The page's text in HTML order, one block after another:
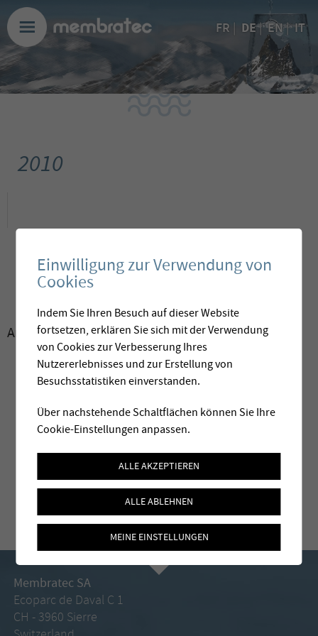
FR DE|EN|IT
2010
Archive:2010
Membratec SA
Ecoparc de Daval C 1
CH - 3960 Sierre
Einwilligung zur Verwendung von
Cookies
Indem Sie Ihren Besuch auf dieser Website
fortsetzen, erklären Sie sich mit der Verwendung
von Cookies zur Verbesserung Ihres
Nutzererlebnisses und zur Erstellung von
Besuchsstatistiken einverstanden.
Über nachstehende Schaltflächen können Sie Ihre
Cookie-Einstellungen anpassen.
ALLE AKZEPTIEREN
ALLE ABLEHNEN
MEINE EINSTELLUNGEN